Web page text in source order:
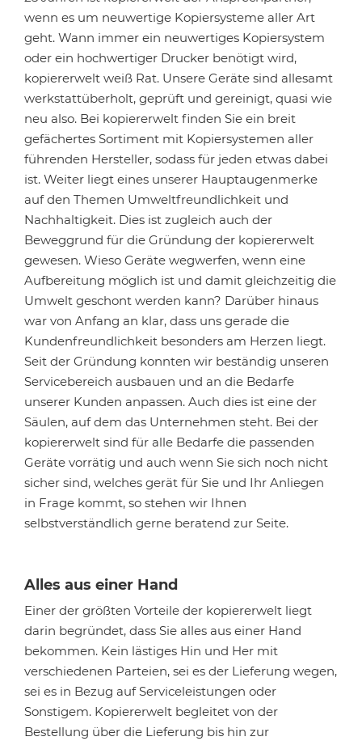
wenn es um neuwertige Kopiersysteme aller Art
geht. Wann immer ein neuwertiges Kopiersystem
oder ein hochwertiger Drucker benötigt wird,
kopiererwelt weiß Rat. Unsere Geräte sind allesamt
werkstattüberholt, geprüft und gereinigt, quasi wie
neu also. Bei kopiererwelt finden Sie ein breit
gefächertes Sortiment mit Kopiersystemen aller
führenden Hersteller, sodass für jeden etwas dabei
ist. Weiter liegt eines unserer Hauptaugenmerke
auf den Themen Umweltfreundlichkeit und
Nachhaltigkeit. Dies ist zugleich auch der
Beweggrund für die Gründung der kopiererwelt
gewesen. Wieso Geräte wegwerfen, wenn eine
Aufbereitung möglich ist und damit gleichzeitig die
Umwelt geschont werden kann? Darüber hinaus
war von Anfang an klar, dass uns gerade die
Kundenfreundlichkeit besonders am Herzen liegt.
Seit der Gründung konnten wir beständig unseren
Servicebereich ausbauen und an die Bedarfe
unserer Kunden anpassen. Auch dies ist eine der
Säulen, auf dem das Unternehmen steht. Bei der
kopiererwelt sind für alle Bedarfe die passenden
Geräte vorrätig und auch wenn Sie sich noch nicht
sicher sind, welches gerät für Sie und Ihr Anliegen
in Frage kommt, so stehen wir Ihnen
selbstverständlich gerne beratend zur Seite.
Alles aus einer Hand
Einer der größten Vorteile der kopiererwelt liegt
darin begründet, dass Sie alles aus einer Hand
bekommen. Kein lästiges Hin und Her mit
verschiedenen Parteien, sei es der Lieferung wegen,
sei es in Bezug auf Serviceleistungen oder
Sonstigem. Kopiererwelt begleitet von der
Bestellung über die Lieferung bis hin zur